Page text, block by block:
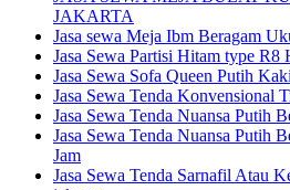
JAKARTA
Jasa sewa Meja Ibm Beragam
Jasa Sewa Partisi Hitam type R8
Jasa Sewa Sofa Queen Putih
Jasa Sewa Tenda Konvensional
Jasa Sewa Tenda Nuansa Putih
Jasa Sewa Tenda Nuansa Putih
Jam
Jasa Sewa Tenda Sarnafil Atau